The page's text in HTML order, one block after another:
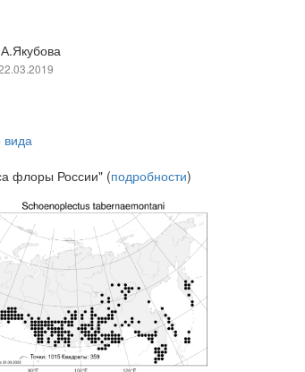
А.Якубова
вида
флоры России" (подробности)